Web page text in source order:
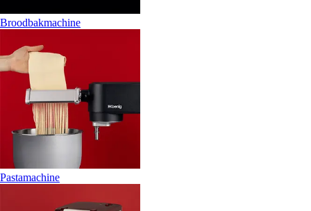
Broodbakmachine
Pastamachine